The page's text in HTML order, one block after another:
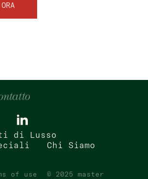
di Lusso
Chi Siamo
of use © 2025 master